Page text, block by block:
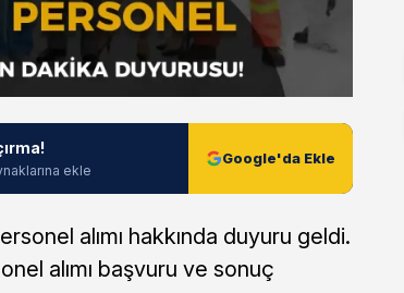
ekle
Google'da Ekle
alımı hakkında duyuru geldi.
alımı başvuru ve sonuç